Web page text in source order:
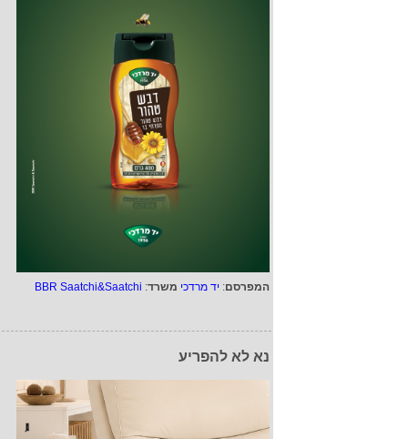
המפרסם: יד מרדכי משרד:
BBR Saatchi&Saatchi
נא לא להפריע